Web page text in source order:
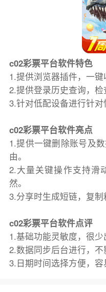
c02彩票平台软件特色
1.提供浏览器插件，一键
2.提供登录历史查询，检
3.针对低配设备进行针对
c02彩票平台软件亮点
1.提供一键删除账号及
由。
2.大量关键操作支持滑
然。
3.分享时生成短链，复制
c02彩票平台软件点评
1.基础功能灵敏度，很
2.数据同步后台进行，
3.日期时间选择方便，容